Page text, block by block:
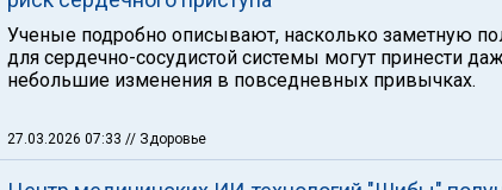
Ученые подробно описывают, насколько заметную
для сердечно-сосудистой системы могут принести
небольшие изменения в повседневных привычках.
27.03.2026 07:33 // Здоровье